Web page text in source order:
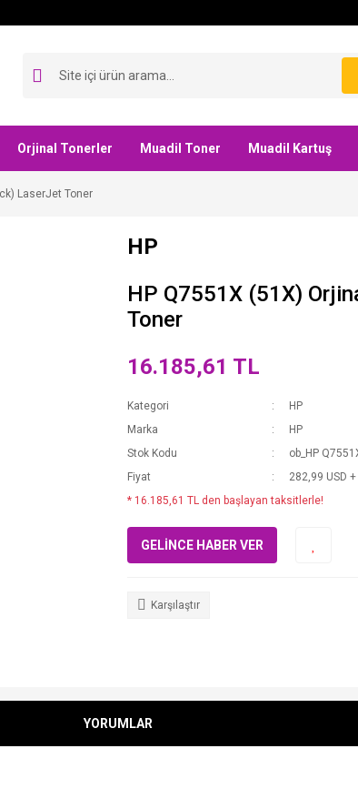
Orjinal Tonerler Muadil Toner Muadil Kartuş
LaserJet Toner
HP
HP Q7551X (51X)
Toner
16.185,61 TL
Kategori
HP
Marka
HP
Stok Kodu
ob_HP
Fiyat
282,99 USD +
* 16.185,61 TL den başlayan taksitlerle!
GELİNCE HABER VER
Karşılaştır
YORUMLAR